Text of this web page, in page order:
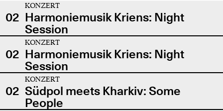
02
KONZERT
Harmoniemusik Kriens: Night
Session
02
KONZERT
Harmoniemusik Kriens: Night
Session
02
KONZERT
Südpol meets Kharkiv: Some
People